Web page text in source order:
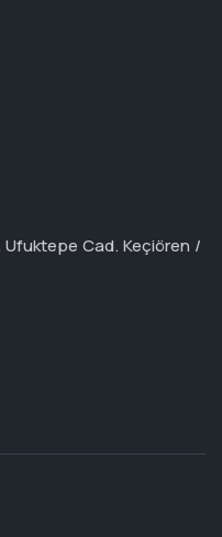
Cad. Keçiören /